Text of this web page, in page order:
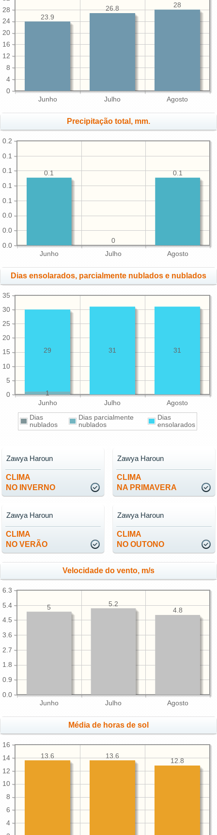
Junho Julho Agosto
0
4
8
12
16
20
24
28
28
26.8
23.9
Precipitação total, mm.
Junho Julho Agosto
0.0
0.0
0.0
0.1
0.1
0.1
0.1
0.2
0.1
0
0.1
Dias ensolarados, parcialmente nublados e nublados
Junho Julho Agosto
0
5
10
15
20
25
30
35
1
31
31
29
Dias
nublados
Dias parcialmente
nublados
Dias
ensolarados
CLIMA
NO INVERNO
Zawya Haroun
CLIMA
NA PRIMAVERA
Zawya Haroun
CLIMA
NO VERÃO
Zawya Haroun
CLIMA
NO OUTONO
Zawya Haroun
Velocidade do vento, m/s
Junho Julho Agosto
0.0
0.9
1.8
2.7
3.6
4.5
5.4
6.3
4.8
5.2
5
Média de horas de sol
4
6
8
10
12
14
16
12.8
13.6
13.6